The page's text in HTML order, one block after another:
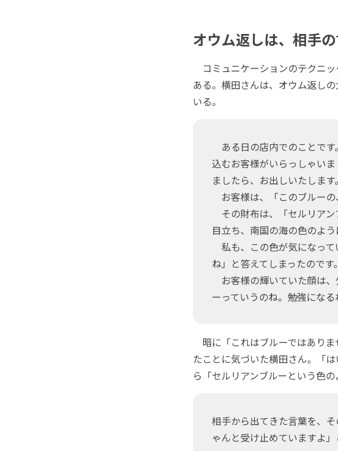
オウム返しは、相手
コミュニケーションのテクニ
ある。横田さんは、オウム返し
いる。
ある日の店内でのことで
込むお客様がいらっしゃい
ましたら、お出しいたしま
お客様は、「このブルーの
その財布は、「セルリア
目立ち、南国の海の色のよ
私も、この色が気になって
ね」と答えてしまったのです。
お客様の輝いていた顔は
ーっていうのね。勉強になる
暗に「これはブルーではあり
たことに気づいた横田さん。「
ら「セルリアンブルーという色
相手から出てきた言葉を、
ゃんと受け止めていますよ